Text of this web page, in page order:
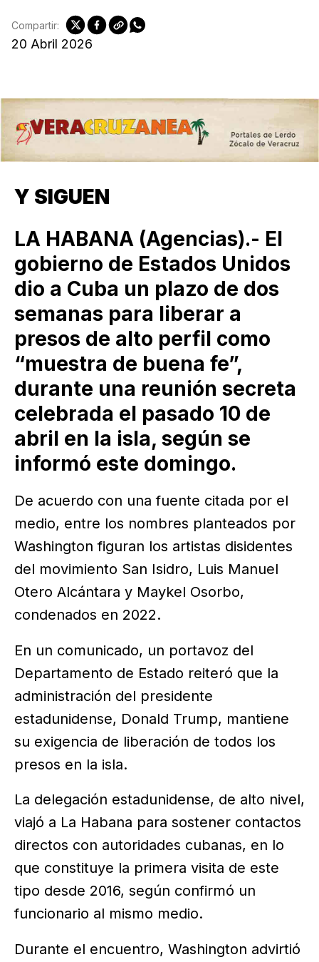
20 Abril 2026
Compartir:
Y SIGUEN
LA HABANA (Agencias).- El
gobierno de Estados Unidos
dio a Cuba un plazo de dos
semanas para liberar a
presos de alto perfil como
“muestra de buena fe”,
durante una reunión secreta
celebrada el pasado 10 de
abril en la isla, según se
informó este domingo.
De acuerdo con una fuente citada por el
medio, entre los nombres planteados por
Washington figuran los artistas disidentes
del movimiento San Isidro, Luis Manuel
Otero Alcántara y Maykel Osorbo,
condenados en 2022.
En un comunicado, un portavoz del
Departamento de Estado reiteró que la
administración del presidente
estadunidense, Donald Trump, mantiene
su exigencia de liberación de todos los
presos en la isla.
La delegación estadunidense, de alto nivel,
viajó a La Habana para sostener contactos
directos con autoridades cubanas, en lo
que constituye la primera visita de este
tipo desde 2016, según confirmó un
funcionario al mismo medio.
Durante el encuentro, Washington advirtió